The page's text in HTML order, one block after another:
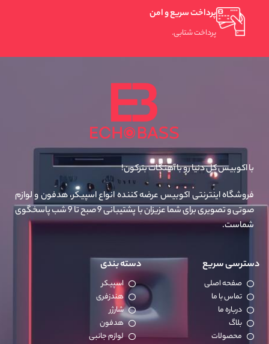
پرداخت سریع و امن
پرداخت شتابی.
با اکوبیس کل دنیا رو با آهنگات بترکون!
فروشگاه اینترنتی اکوبیس عرضه کننده انواع اسپیکر، هدفون و لوازم
صوتی و تصویری برای شما عزیزان با پشتیبانی 9 صبح تا 9 شب پاسخگوی
شماست.
دسترسی سریع
صفحه اصلی
تماس با ما
درباره ما
بلاگ
محصولات
دسته بندی
اسپیکر
هندزفری
شارژر
هدفون
لوازم جانبی